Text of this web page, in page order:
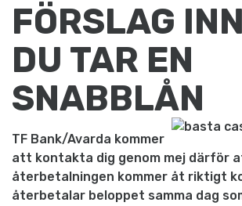
FÖRSLAG
DU TAR EN
SNABBLÅN
TF Bank/Avarda kommer
att kontakta dig genom mej därför
återbetalningen kommer åt riktigt
återbetalar beloppet samma dag